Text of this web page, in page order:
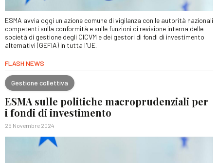
ESMA avvia oggi un'azione comune di vigilanza con le autorità nazionali
competenti sulla conformità e sulle funzioni di revisione interna delle
società di gestione degli OICVM e dei gestori di fondi di investimento
alternativi (GEFIA) in tutta l'UE.
FLASH NEWS
Gestione collettiva
ESMA sulle politiche macroprudenziali per
i fondi di investimento
25 Novembre 2024